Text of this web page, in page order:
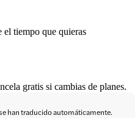
el tiempo que quieras
gratis si cambias de planes.
han traducido automáticamente.